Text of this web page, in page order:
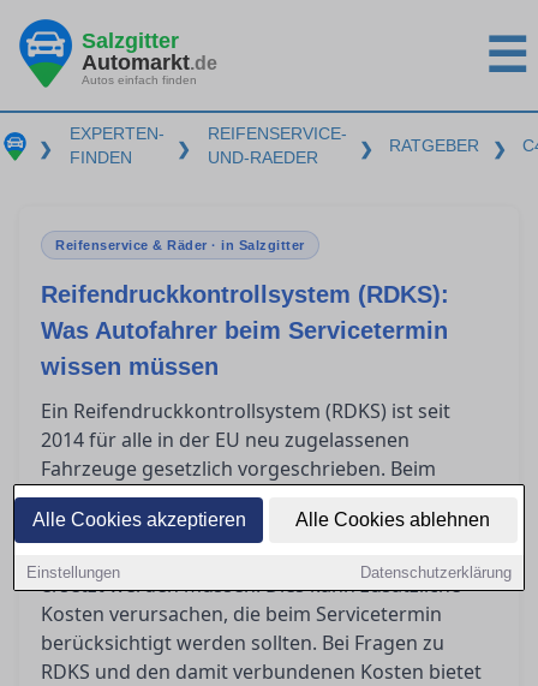
Alle Cookies akzeptieren Alle Cookies ablehnen
Einstellungen Datenschutzerklärung
Salzgitter
Automarkt.de
Autos einfach finden ☰
❯
EXPERTEN-
FINDEN
❯
REIFENSERVICE-
UND-RAEDER
❯ RATGEBER ❯
Reifenservice & Räder · in Salzgitter
Reifendruckkontrollsystem (RDKS):
Was Autofahrer beim Servicetermin
wissen müssen
Ein Reifendruckkontrollsystem (RDKS) ist seit
2014 für alle in der EU neu zugelassenen
Fahrzeuge gesetzlich vorgeschrieben. Beim
Reifenservicein Salzgitter müssen Autofahrer
wissen, dass spezielle Sensoren bei der
ersetzt werden müssen. Dies kann zusätzliche
Kosten verursachen, die beim Servicetermin
berücksichtigt werden sollten. Bei Fragen zu
RDKS und den damit verbundenen Kosten bietet